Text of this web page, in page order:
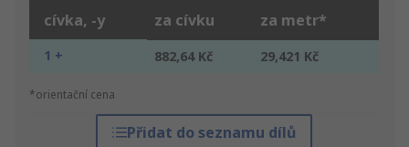
cívka, -y za cívku za metr*
1 + 882,64 Kč 29,421 Kč
*orientační cena
Přidat do seznamu dílů